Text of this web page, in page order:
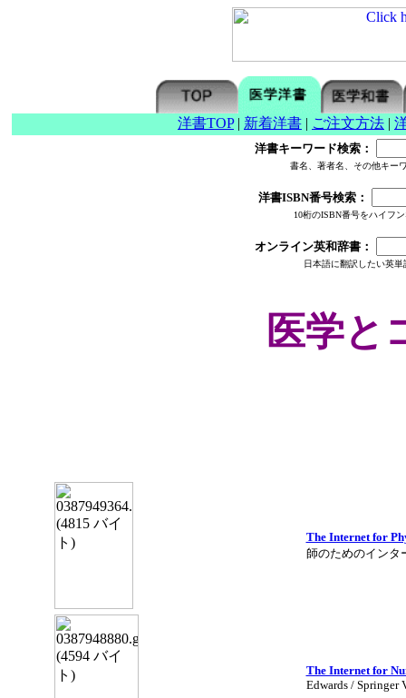
洋書TOP | 新着洋書 | ご注文方法 |
洋書キーワード検索：
書名、著者名、その他キー
洋書ISBN番号検索：
10桁のISBN番号をハイフ
オンライン英和辞書：
日本語に翻訳したい英
医学と
The Internet for
師のためのインタ
The Internet for
Edwards / Springer